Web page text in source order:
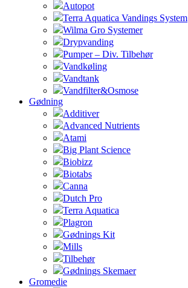
Autopot
Terra Aquatica Vandings System
Wilma Gro Systemer
Drypvanding
Pumper – Div. Tilbehør
Vandkøling
Vandtank
Vandfilter&Osmose
Gødning
Additiver
Advanced Nutrients
Atami
Big Plant Science
Biobizz
Biotabs
Canna
Dutch Pro
Terra Aquatica
Plagron
Gødnings Kit
Mills
Tilbehør
Gødnings Skemaer
Gromedie